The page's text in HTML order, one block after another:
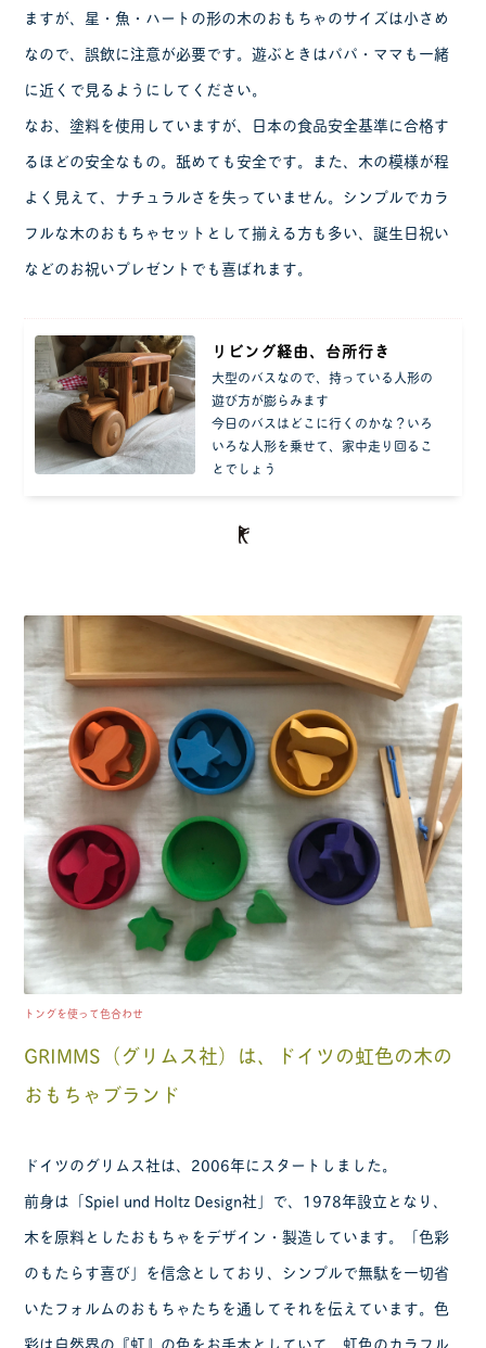
ますが、星・魚・ハートの形の木のおもちゃのサイズは小さめ
なので、誤飲に注意が必要です。遊ぶときはパパ・ママも一緒
に近くで見るようにしてください。
なお、塗料を使用していますが、日本の食品安全基準に合格す
るほどの安全なもの。舐めても安全です。また、木の模様が程
よく見えて、ナチュラルさを失っていません。シンプルでカラ
フルな木のおもちゃセットとして揃える方も多い、誕生日祝い
などのお祝いプレゼントでも喜ばれます。
リビング経由、台所行き
大型のバスなので、持っている人形の
遊び方が膨らみます
今日のバスはどこに行くのかな？いろ
いろな人形を乗せて、家中走り回るこ
とでしょう
トングを使って色合わせ
GRIMMS（グリムス社）は、ドイツの虹色の木の
おもちゃブランド
ドイツのグリムス社は、2006年にスタートしました。
前身は「Spiel und Holtz Design社」で、1978年設立となり、
木を原料としたおもちゃをデザイン・製造しています。「色彩
のもたらす喜び」を信念としており、シンプルで無駄を一切省
いたフォルムのおもちゃたちを通してそれを伝えています。色
彩は自然界の『虹』の色をお手本としていて、虹色のカラフル